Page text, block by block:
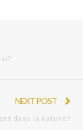
NEXT POST
dans la nature?